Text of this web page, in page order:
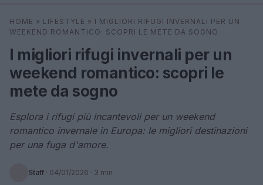
Cerca ⌕
HOME » LIFESTYLE » I MIGLIORI RIFUGI INVERNALI PER UN
WEEKEND ROMANTICO: SCOPRI LE METE DA SOGNO
I migliori rifugi invernali per un
weekend romantico: scopri le
mete da sogno
Esplora i rifugi più incantevoli per un weekend
romantico invernale in Europa: le migliori destinazioni
per una fuga d'amore.
Staff · 04/01/2026 · 3 min